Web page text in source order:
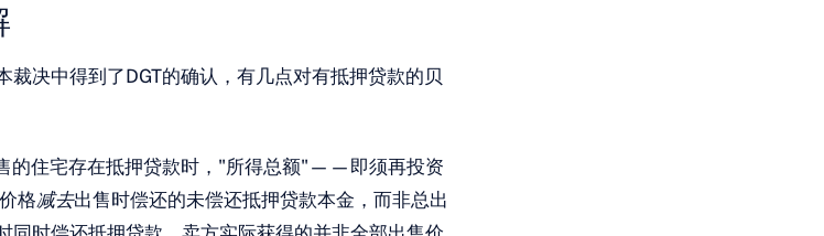
裁决中得到了DGT的确认，有几点对有抵押贷款的贝
的住宅存在抵押贷款时，"所得总额"——即须再投资
格减去出售时偿还的未偿还抵押贷款本金，而非总出